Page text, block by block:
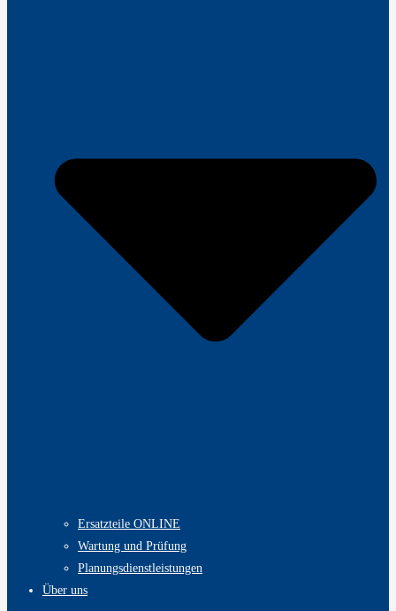
Ersatzteile ONLINE
Wartung und Prüfung
Planungsdienstleistungen
Über uns